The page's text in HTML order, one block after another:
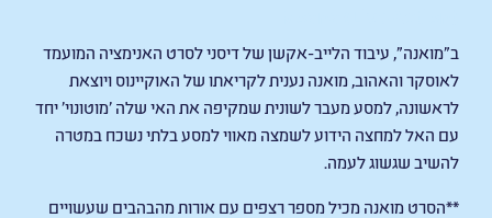
ב״מואנה״, עיבוד הלייב-אקשן של דיסני לסרט האנימציה המועמד
לאוסקר והאהוב, מואנה נענית לקריאתו של האוקיינוס ויוצאת
לראשונה, למסע מעבר לשונית שמקיפה את האי שלה 'מוטונוי' יחד
עם האל למחצה הידוע לשמצה מאווי למסע בלתי נשכח במטרה
להשיב שגשוג לעמה.
**הסרט מואנה מכיל מספר רצפים עם אורות מהבהבים שעשויים